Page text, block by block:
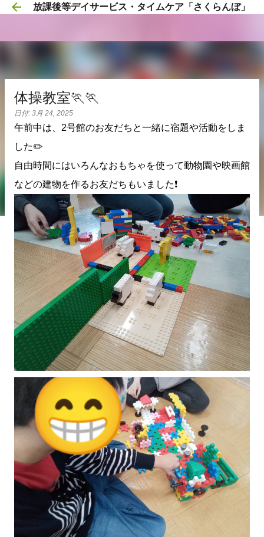
スキップしてメイン コンテンツに移動
放課後等デイサービス・タイムケア「さくらんぼ」
体操教室🏃🏃
日付: 3月 24, 2025
午前中は、2号館のお友だちと一緒に宿題や活動をしま
した✏️
自由時間にはいろんなおもちゃを使って動物園や映画館
などの建物を作るお友だちもいました❗